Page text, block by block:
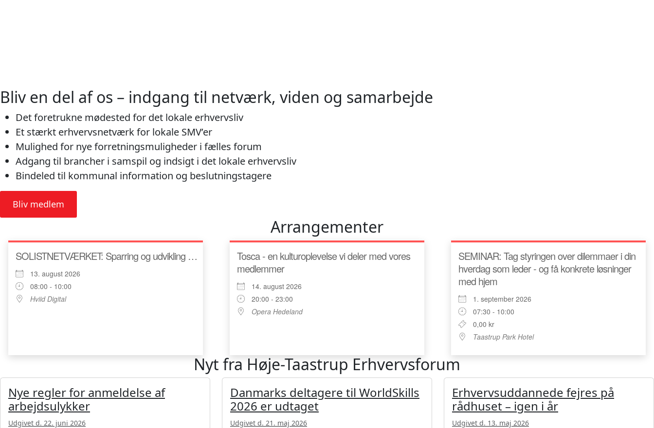
Bliv en del af os – indgang til netværk, viden og samarbejde
Det foretrukne mødested for det lokale erhvervsliv
Et stærkt erhvervsnetværk for lokale SMV’er
Mulighed for nye forretningsmuligheder i fælles forum
Adgang til brancher i samspil og indsigt i det lokale erhvervsliv
Bindeled til kommunal information og beslutningstagere
Bliv medlem
Arrangementer
SOLISTNETVÆRKET: Sparring og udvikling …
13. august 2026
08:00 - 10:00
Hviid Digital
Tosca - en kulturoplevelse vi deler med vores
medlemmer
14. august 2026
20:00 - 23:00
Opera Hedeland
SEMINAR: Tag styringen over dilemmaer i din
hverdag som leder - og få konkrete løsninger
med hjem
1. september 2026
07:30 - 10:00
0,00 kr
Taastrup Park Hotel
Nyt fra Høje-Taastrup Erhvervsforum
Nye regler for anmeldelse af
arbejdsulykker
Udgivet d. 22. juni 2026
Danmarks deltagere til WorldSkills
2026 er udtaget
Udgivet d. 21. maj 2026
Erhvervsuddannede fejres på
rådhuset – igen i år
Udgivet d. 13. maj 2026